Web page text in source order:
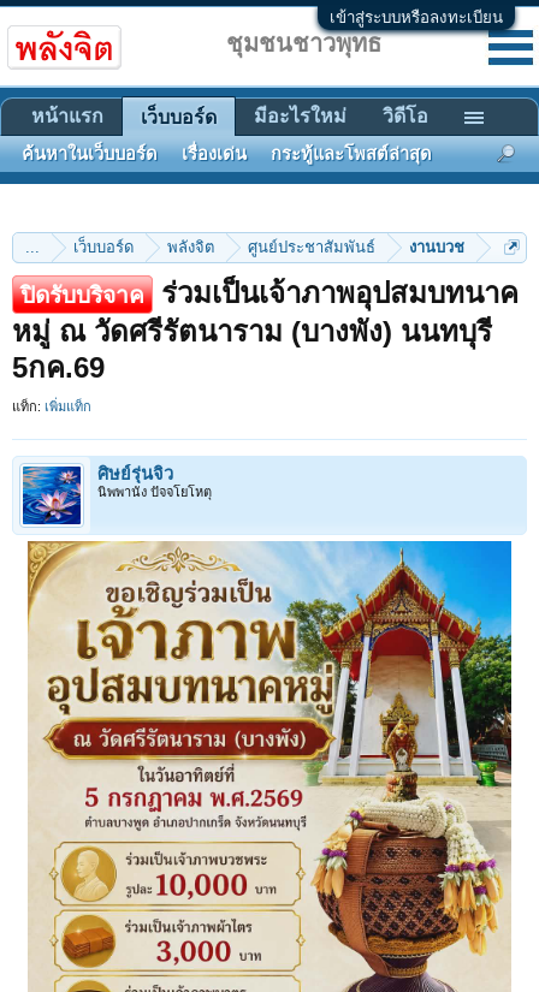
เข้าสู่ระบบหรือลงทะเบียน
... เว็บบอร์ด พลังจิต ศูนย์ประชาสัมพันธ์ งานบวช
ปิดรับบริจาค
ร่วมเป็นเจ้าภาพอุปสมบทนาค
หมู่ ณ วัดศรีรัตนาราม (บางพัง) นนทบุรี
5กค.69
แท็ก: เพิ่มแท็ก
ศิษย์รุ่นจิ๋ว
นิพพานัง ปัจจโยโหตุ
ชุมชนชาวพุทธ
หน้าแรก เว็บบอร์ด
ค้นหาในเว็บบอร์ด เรื่องเด่น กระทู้และโพสต์ล่าสุด
มีอะไรใหม่ วิดีโอ